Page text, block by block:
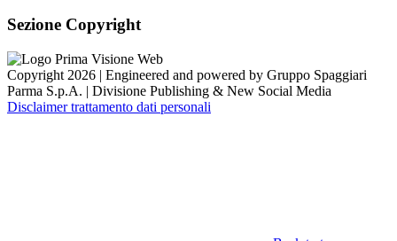
Sezione Copyright
Copyright 2026 | Engineered and powered by Gruppo Spaggiari
Parma S.p.A. | Divisione Publishing & New Social Media
Disclaimer trattamento dati personali